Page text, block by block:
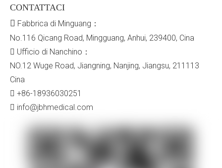
CONTATTACI
 Fabbrica di Minguang：
No.116 Qicang Road, Mingguang, Anhui, 239400, Cina
 Ufficio di Nanchino：
NO.12 Wuge Road, Jiangning, Nanjing, Jiangsu, 211113
Cina
 +86-18936030251
 info@jbhmedical.com